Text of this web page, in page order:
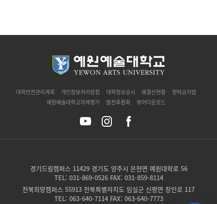
대학안전관리계획 개인정보처리방침 대학정보공시 예결산현황
청탁금지법
예원예술대학교자체평가
발전후원회 뷰어다운로드
경기드림캠퍼스 11429 경기도 양주시 은현면 예원대학로 56
TEL: 031-869-0526 FAX: 031-859-8114
전북희망캠퍼스 55913 전북특별자치도 임실군 신평면 창인로 117
TEL: 063-640-7114 FAX: 063-640-7773